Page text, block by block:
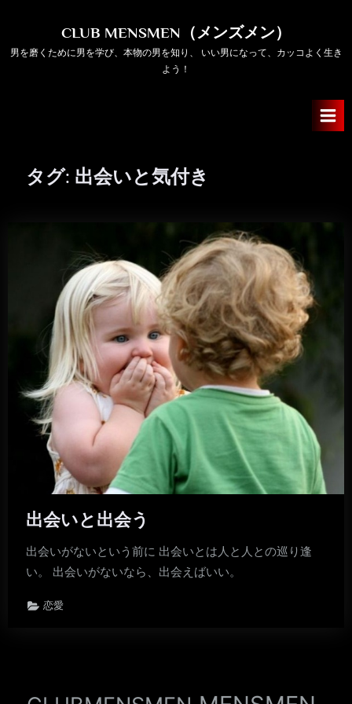
content
CLUB MENSMEN（メンズメン）
男を磨くために男を学び、本物の男を知り、 いい男になって、カッコよく生き
よう！
タグ: 出会いと気付き
出会いと出会う
出会いがないという前に 出会いとは人と人との巡り逢
い。 出会いがないなら、出会えばいい。
恋愛